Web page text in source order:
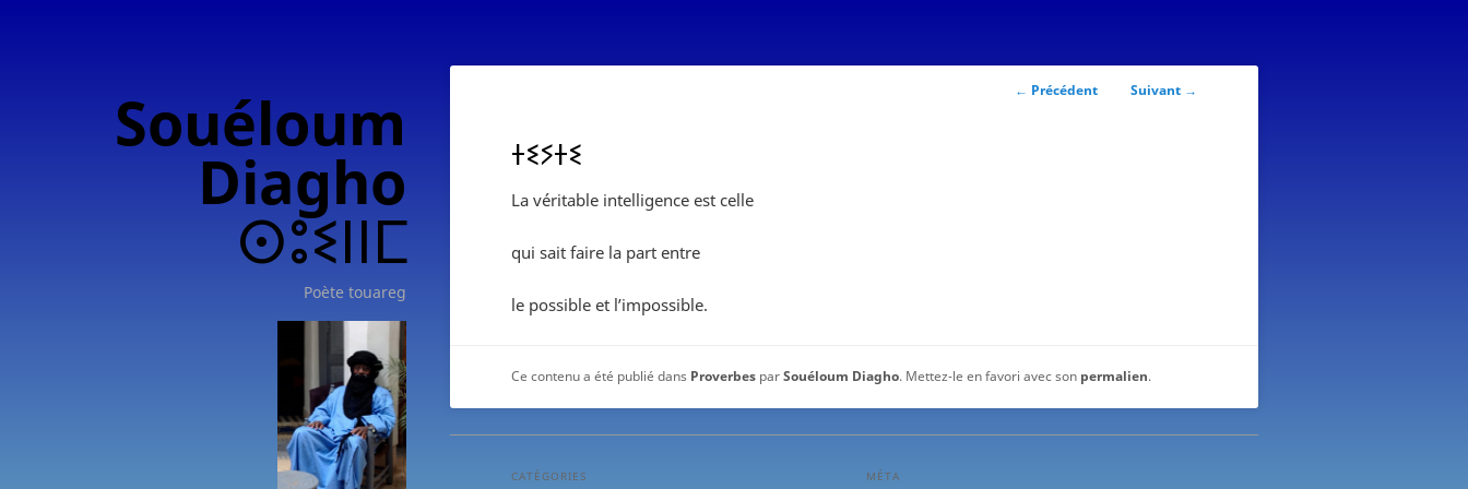
Souéloum
Diagho
ⵙⵓⵉⵏⵏⵎ
Poète touareg
Navigation
← Précédent Suivant →
ⵜⵉⵢⵜⵉ
La véritable intelligence est celle
qui sait faire la part entre
le possible et l’impossible.
Ce contenu a été publié dans Proverbes parSouéloum Diagho. Mettez-le en favori avec son permalien.
CATÉGORIES MÉTA